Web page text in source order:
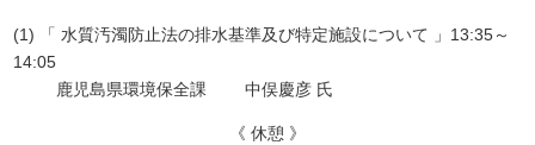
(1) 「 水質汚濁防止法の排水基準及び特定施設について 」13:35～
14:05
鹿児島県環境保全課 中俣慶彦 氏
《 休憩 》